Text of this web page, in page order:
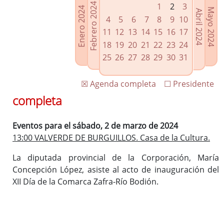
Enlaces relacionados
Agenda de Presidencia
Plenos provinciales y Juntas de gobierno
Oficina de Proyectos Europeos
Enero 2024Febrero 2024
1
2
3
4
5 6 7 8 9 10
11 12 13 14 15 16 17
18 19 20 21 22 23 24
25 26 27 28 29 30 31
Mayo 2024
Abril 2024
☐ Presidente
☒ Agenda completa
completa
Eventos para el sábado, 2 de marzo de 2024
13:00 VALVERDE DE BURGUILLOS. Casa de la Cultura.
La diputada provincial de la Corporación, María
Concepción López, asiste al acto de inauguración del
XII Día de la Comarca Zafra-Río Bodión.